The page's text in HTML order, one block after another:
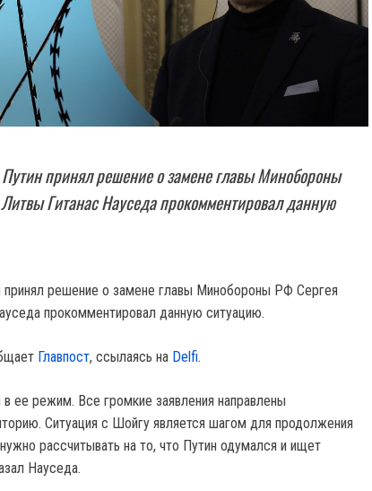
принял решение о замене главы Минобороны
Гитанас Науседа прокомментировал данную
решение о замене главы Минобороны РФ Сергея
прокомментировал данную ситуацию.
Главпост, ссылаясь на Delfi.
ее режим. Все громкие заявления направлены
Ситуация с Шойгу является шагом для продолжения
рассчитывать на то, что Путин одумался и ищет
Науседа.